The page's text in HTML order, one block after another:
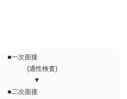
■一次面接
(適性検査)
▼
■二次面接